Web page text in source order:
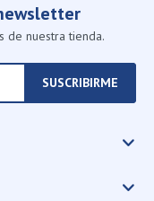
de nuestra tienda.
SUSCRIBIRME